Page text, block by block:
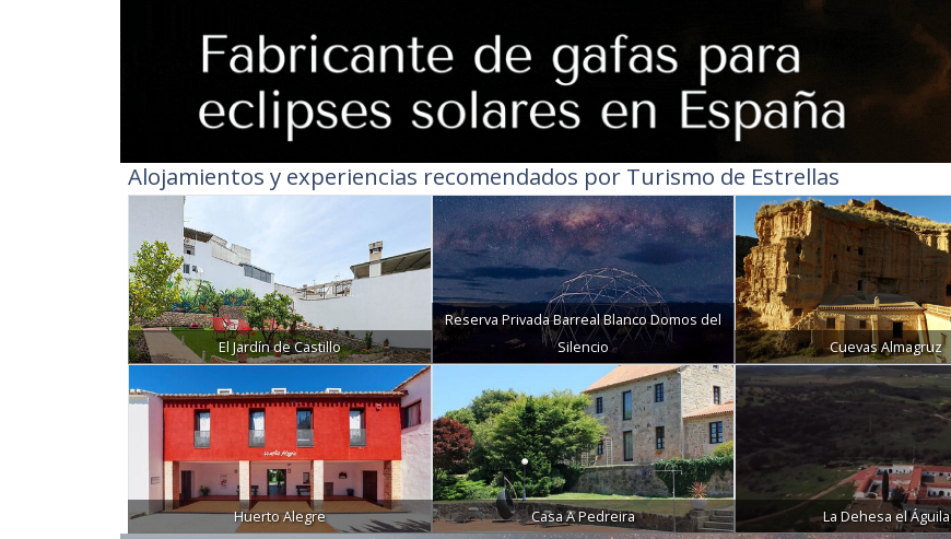
Alojamientos y experiencias recomendados por Turismo de Estrellas
El Jardín de Castillo
Reserva Privada Barreal Blanco Domos del
Silencio
Cuevas Almagruz
Huerto Alegre Casa A Pedreira La Dehesa el Águila